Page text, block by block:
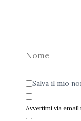
Salva il mio
Avvertimi via